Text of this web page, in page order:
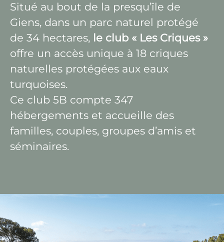
Situé au bout de la presqu’île de
Giens, dans un parc naturel protégé
de 34 hectares, le club « Les Criques »
offre un accès unique à 18 criques
naturelles protégées aux eaux
turquoises.
Ce club 5B compte 347
hébergements et accueille des
familles, couples, groupes d’amis et
séminaires.